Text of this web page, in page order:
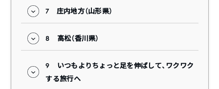
7 庄内地方（山形県）
8 高松（香川県）
9
いつもよりちょっと足を伸ばして、ワクワク
する旅行へ